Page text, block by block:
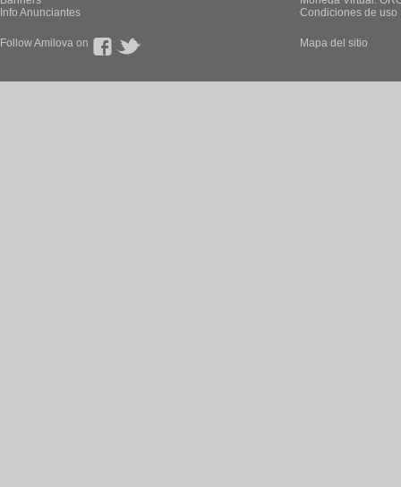
Info Anunciantes
Condiciones de uso
Follow Amilova on Mapa del sitio